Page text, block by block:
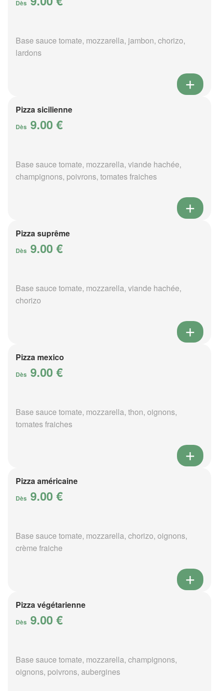
Dès
Base sauce tomate, mozzarella, jambon, chorizo,
lardons
Pizza sicilienne
Dès 9.00 €
Base sauce tomate, mozzarella, viande hachée,
champignons, poivrons, tomates fraiches
Pizza suprême
Dès 9.00 €
Base sauce tomate, mozzarella, viande hachée,
chorizo
Pizza mexico
Dès 9.00 €
Base sauce tomate, mozzarella, thon, oignons,
tomates fraiches
Pizza américaine
Dès 9.00 €
Base sauce tomate, mozzarella, chorizo, oignons,
crème fraiche
Pizza végétarienne
Dès 9.00 €
Base sauce tomate, mozzarella, champignons,
oignons, poivrons, aubergines